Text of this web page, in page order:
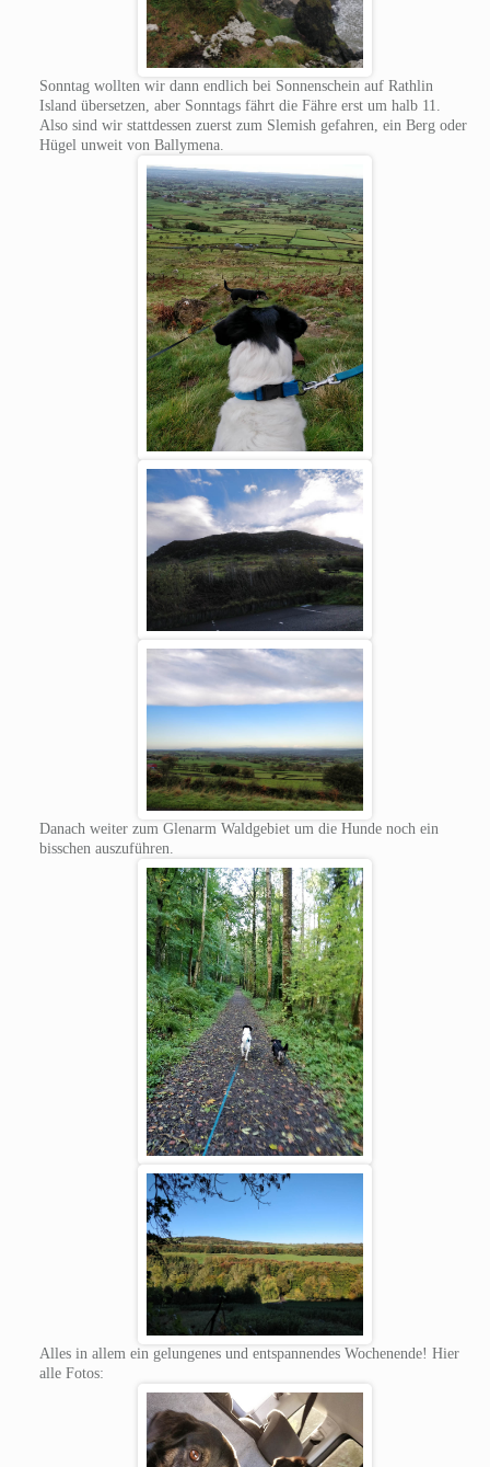
Sonntag wollten wir dann endlich bei Sonnenschein auf Rathlin
Island übersetzen, aber Sonntags fährt die Fähre erst um halb 11.
Also sind wir stattdessen zuerst zum Slemish gefahren, ein Berg oder
Hügel unweit von Ballymena.
Danach weiter zum Glenarm Waldgebiet um die Hunde noch ein
bisschen auszuführen.
Alles in allem ein gelungenes und entspannendes Wochenende! Hier
alle Fotos: